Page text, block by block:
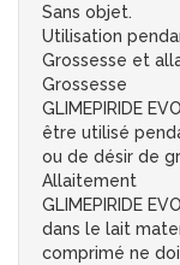
Sans objet.
Utilisation
Grossesse et
Grossesse
GLIMEPIRIDE
être utilisé
ou de désir de
Allaitement
GLIMEPIRIDE
dans le lait
comprimé ne